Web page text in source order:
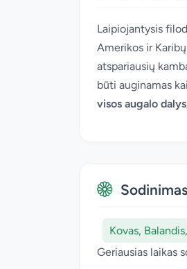
Laipiojantysis
Amerikos ir
atspariausių
būti auginamas
visos augalo
Sodinimas
Kovas,
Geriausias laikas